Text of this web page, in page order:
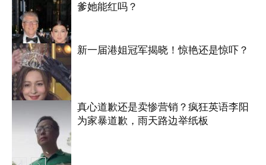
娱乐
爹她能红吗？
新一届港姐冠军揭晓！惊艳还是惊吓？
真心道歉还是卖惨营销？疯狂英语李阳
为家暴道歉，雨天路边举纸板